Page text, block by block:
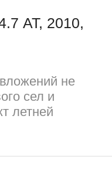
AT, 2010,
не
сел и
летней